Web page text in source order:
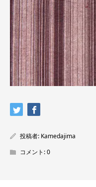
投稿者: Kamedajima
コメント:0